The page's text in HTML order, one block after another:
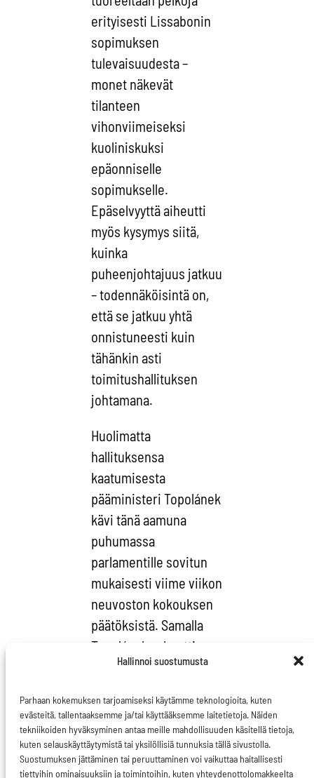
Hallinnoi suostumusta
Parhaan kokemuksen tarjoamiseksi käytämme teknologioita, kuten
evästeitä, tallentaaksemme ja/tai käyttääksemme laitetietoja. Näiden
tekniikoiden hyväksyminen antaa meille mahdollisuuden käsitellä tietoja,
kuten selauskäyttäytymistä tai yksilöllisiä tunnuksia tällä sivustolla.
Suostumuksen jättäminen tai peruuttaminen voi vaikuttaa haitallisesti
tiettyihin ominaisuuksiin ja toimintoihin, kuten yhteydenottolomakkeelta
erityisesti Lissabonin
sopimuksen
tulevaisuudesta –
monet näkevät
tilanteen
vihonviimeiseksi
kuoliniskuksi
epäonniselle
sopimukselle.
Epäselvyyttä aiheutti
myös kysymys siitä,
kuinka
puheenjohtajuus jatkuu
– todennäköisintä on,
että se jatkuu yhtä
onnistuneesti kuin
tähänkin asti
toimitushallituksen
johtamana.
Huolimatta
hallituksensa
kaatumisesta
pääministeri Topolánek
kävi tänä aamuna
puhumassa
parlamentille sovitun
mukaisesti viime viikon
neuvoston kokouksen
päätöksistä. Samalla
Topolánek vakuutti
parlamentille, ettei
tule vaikuttamaan
puheenjohtajuuteen ja
haukkui maansa
sosiaalidemokraatit